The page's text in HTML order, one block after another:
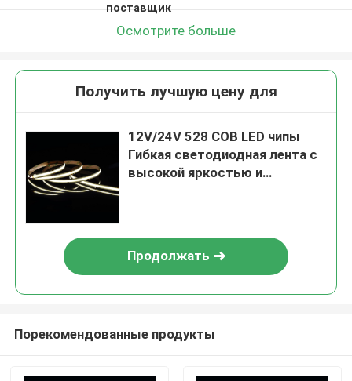
поставщик
Осмотрите больше
Получить лучшую цену для
12V/24V 528 COB LED чипы
Гибкая светодиодная лента с
высокой яркостью и
Продолжать
Порекомендованные продукты